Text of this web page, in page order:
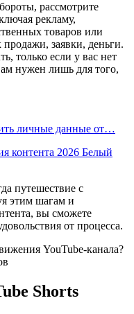
рассмотрите
рекламу,
товаров или
заявки, деньги.
только если у вас нет
нужен лишь для того,
личные данные от…
контента 2026 Белый
путешествие с
этим шагам и
вы сможете
от процесса.
Shorts